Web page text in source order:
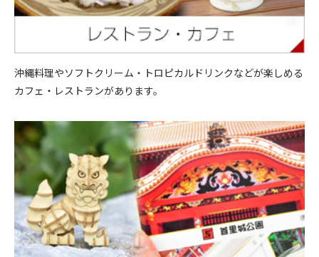
沖縄料理やソフトクリーム・トロピカルドリンクなどが楽しめる
カフェ・レストランがあります。